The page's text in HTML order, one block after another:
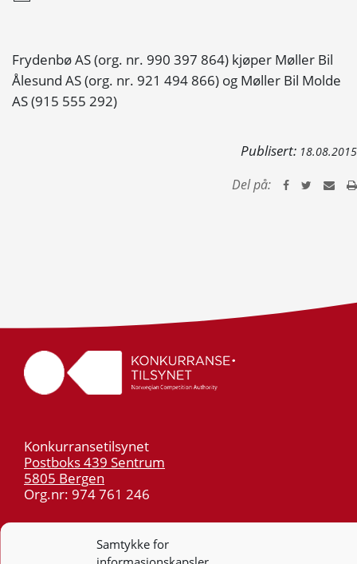
Samtykke for
Frydenbø AS (org. nr. 990 397 864) kjøper Møller Bil
Ålesund AS (org. nr. 921 494 866) og Møller Bil Molde
AS (915 555 292)
Publisert: 18.08.2015
Del på:
Konkurransetilsynet
Postboks 439 Sentrum
5805 Bergen
Org.nr: 974 761 246
55 59 75 00
post@kt.no